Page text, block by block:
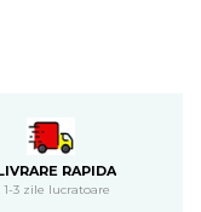
RAPIDA
1-3 zile lucratoare